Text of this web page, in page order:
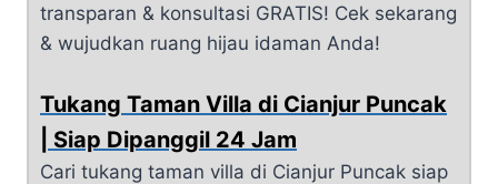
transparan & konsultasi GRATIS! Cek sekarang
& wujudkan ruang hijau idaman Anda!
Tukang Taman Villa di Cianjur Puncak
| Siap Dipanggil 24 Jam
Cari tukang taman villa di Cianjur Puncak siap